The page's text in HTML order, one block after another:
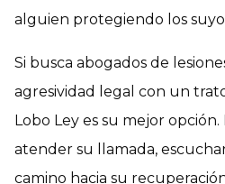
alguien protegiendo los
Si busca abogados de
agresividad legal con un
Lobo Ley es su mejor opción.
atender su llamada,
camino hacia su